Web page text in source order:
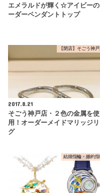
エメラルドが輝く☆アイビーの
ーダーペンダントトップ
【閉店】そごう神
2017.8.21
そごう神戸店・２色の金属を使
用！オーダーメイドマリッジ
グ
結婚指輪・婚約